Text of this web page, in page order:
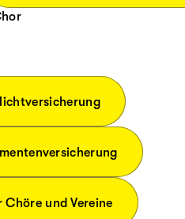
Chöre und Vereine